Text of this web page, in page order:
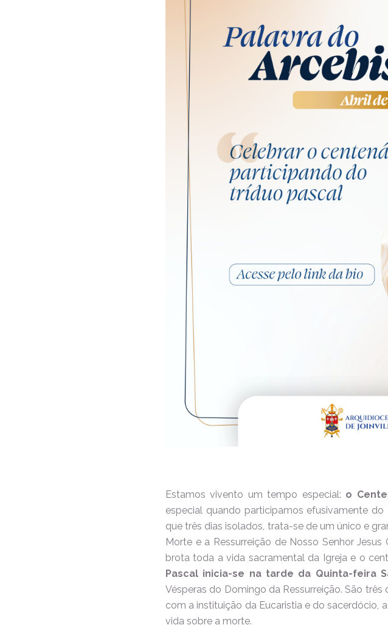
Estamos vivento um tempo especial: o
especial quando participamos efusivamente
que três dias isolados, trata-se de um único e
Morte e a Ressurreição de Nosso Senhor
brota toda a vida sacramental da Igreja e o
Pascal inicia-se na tarde da Quinta-feira
Vésperas do Domingo da Ressurreição. São
com a instituição da Eucaristia e do sacerdócio,
vida sobre a morte.